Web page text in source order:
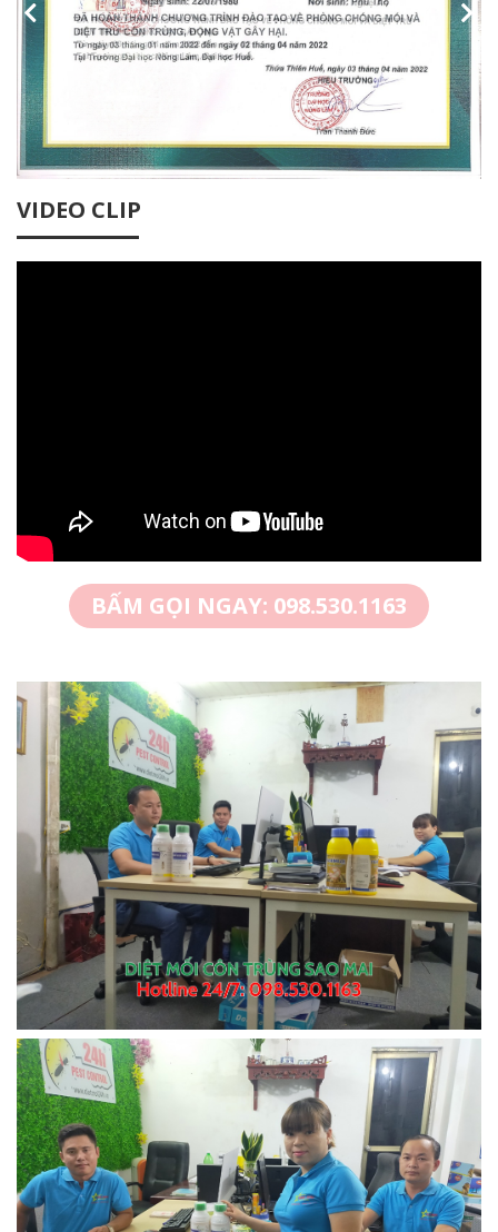
VIDEO CLIP
BẤM GỌI NGAY: 098.530.1163
THUỐC DIỆT MỐI PMC 90
Liên hệ
Thuốc Diệt Mối Mythic